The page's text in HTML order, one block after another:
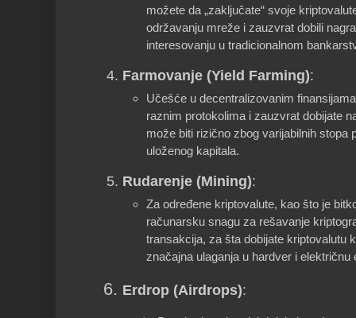
možete da „zaključate“ svoje
održavanju mreže i zauzvrat dobili
interesovanju u tradicionalnom
Farmovanje (Yield Farming):
Učešće u decentralizovanim
raznim protokolima i zauzvrat dobijate
može biti rizično zbog varijabilnih stopa
uloženog kapitala.
Rudarenje (Mining):
Za određene kriptovalute, kao što je
računarsku snagu za rešavanje
transakcija, za šta dobijate kriptovalutu
značajna ulaganja u hardver i električnu
Erdrop (Airdrops):